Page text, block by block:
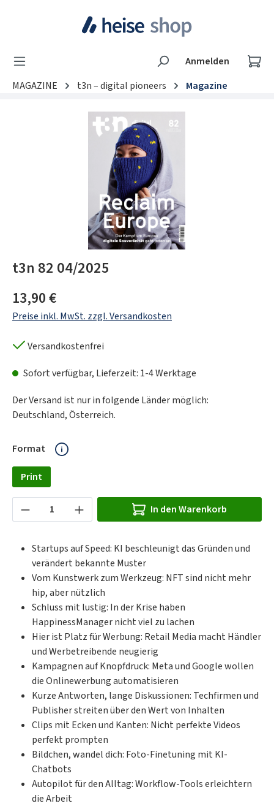
Zum Hauptinhalt springen
Anmelden
MAGAZINE
t3n – digital pioneers Magazine
Bildergalerie überspringen
t3n 82 04/2025
Regulärer Preis:
13,90 €
Preise inkl. MwSt. zzgl. Versandkosten
Versandkostenfrei
Sofort verfügbar, Lieferzeit: 1-4 Werktage
Der Versand ist nur in folgende Länder möglich:
Deutschland, Österreich.
Format auswählen
Print
Produkt Anzahl: Gib den gewünschten Wert
In den Warenkorb
Startups auf Speed: KI beschleunigt das Gründen und
verändert bekannte Muster
Vom Kunstwerk zum Werkzeug: NFT sind nicht mehr
hip, aber nützlich
Schluss mit lustig: In der Krise haben
HappinessManager nicht viel zu lachen
Hier ist Platz für Werbung: Retail Media macht Händler
und Werbetreibende neugierig
Kampagnen auf Knopfdruck: Meta und Google wollen
die Onlinewerbung automatisieren
Kurze Antworten, lange Diskussionen: Techfirmen und
Publisher streiten über den Wert von Inhalten
Clips mit Ecken und Kanten: Nicht perfekte Videos
perfekt prompten
Bildchen, wandel dich: Foto-Finetuning mit KI-
Chatbots
Autopilot für den Alltag: Workflow-Tools erleichtern
die Arbeit